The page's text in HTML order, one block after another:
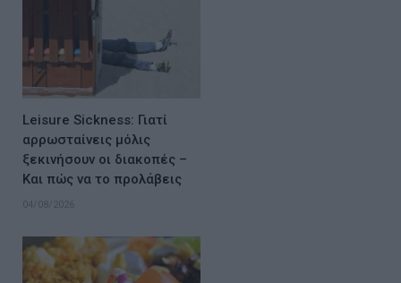
Leisure Sickness: Γιατί
αρρωσταίνεις μόλις
ξεκινήσουν οι διακοπές –
Και πώς να το προλάβεις
04/08/2026